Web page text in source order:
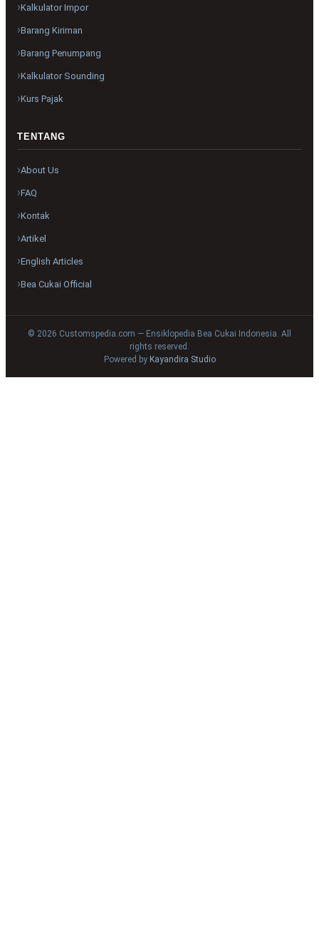
Kalkulator Impor
Barang Kiriman
Barang Penumpang
Kalkulator Sounding
Kurs Pajak
TENTANG
About Us
FAQ
Kontak
Artikel
English Articles
Bea Cukai Official
© 2026 Customspedia.com — Ensiklopedia Bea Cukai Indonesia. All
rights reserved.
Powered by Kayandira Studio